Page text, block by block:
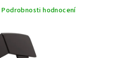
Podrobnosti hodnocení